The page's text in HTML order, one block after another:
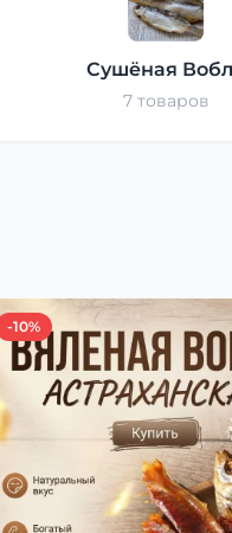
Сушёная
7 товаров
-10%